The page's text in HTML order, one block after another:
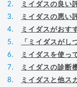
ミイダスの良い
ミイダスの悪い
ミイダスがおす
「ミイダスがし
ミイダスを使っ
ミイダスの診断
ミイダスと他ス